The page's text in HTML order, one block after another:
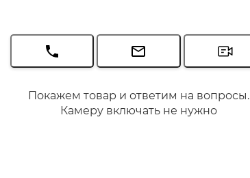
Покажем товар и ответим на вопросы.
Камеру включать не нужно